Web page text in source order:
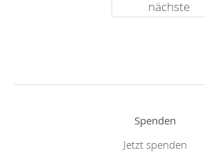
nächste
Spenden
Jetzt spenden